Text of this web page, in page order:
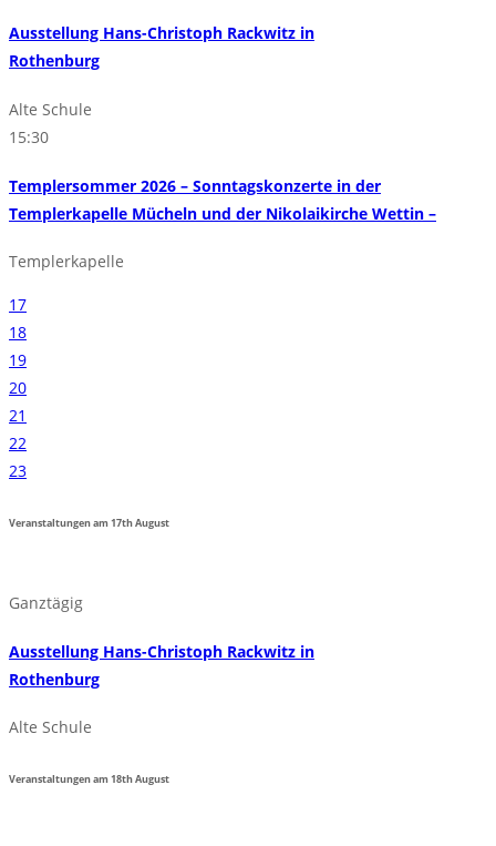
Ausstellung Hans-Christoph Rackwitz in
Rothenburg
Alte Schule
15:30
Templersommer 2026 – Sonntagskonzerte in der
Templerkapelle Mücheln und der Nikolaikirche Wettin –
Templerkapelle
17
18
19
20
21
22
23
Veranstaltungen am17thAugust
Ganztägig
Ausstellung Hans-Christoph Rackwitz in
Rothenburg
Alte Schule
Veranstaltungen am18thAugust